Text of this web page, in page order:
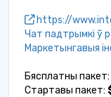
https://
Чат падтрымкі ў
Маркетынгавыя
Бясплатны пакет:
Стартавы пакет: